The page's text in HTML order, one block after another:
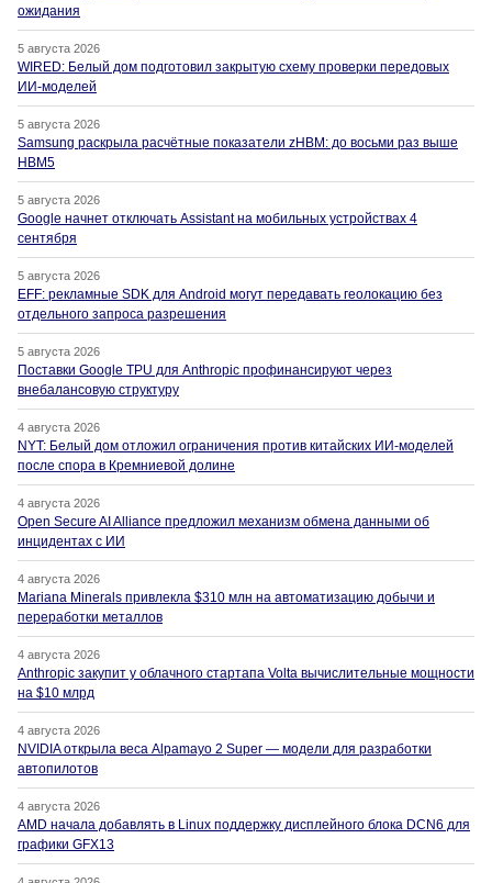
ожидания
5 августа 2026
WIRED: Белый дом подготовил закрытую схему проверки передовых
ИИ-моделей
5 августа 2026
Samsung раскрыла расчётные показатели zHBM: до восьми раз выше
HBM5
5 августа 2026
Google начнет отключать Assistant на мобильных устройствах 4
сентября
5 августа 2026
EFF: рекламные SDK для Android могут передавать геолокацию без
отдельного запроса разрешения
5 августа 2026
Поставки Google TPU для Anthropic профинансируют через
внебалансовую структуру
4 августа 2026
NYT: Белый дом отложил ограничения против китайских ИИ-моделей
после спора в Кремниевой долине
4 августа 2026
Open Secure AI Alliance предложил механизм обмена данными об
инцидентах с ИИ
4 августа 2026
Mariana Minerals привлекла $310 млн на автоматизацию добычи и
переработки металлов
4 августа 2026
Anthropic закупит у облачного стартапа Volta вычислительные мощности
на $10 млрд
4 августа 2026
NVIDIA открыла веса Alpamayo 2 Super — модели для разработки
автопилотов
4 августа 2026
AMD начала добавлять в Linux поддержку дисплейного блока DCN6 для
графики GFX13